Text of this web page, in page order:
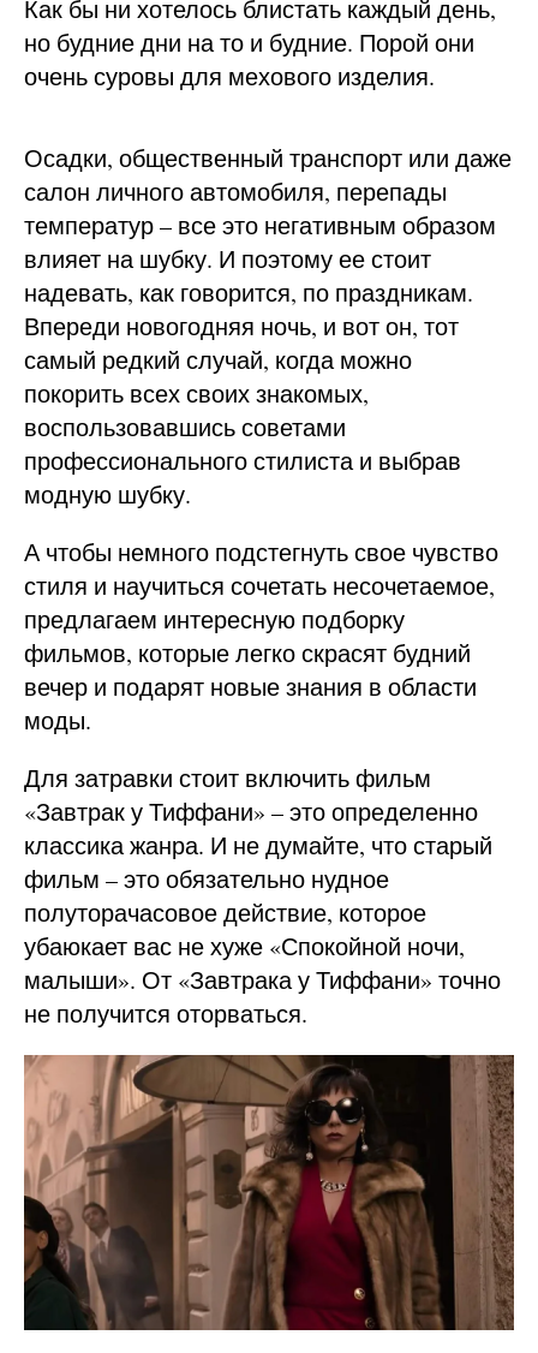
Как бы ни хотелось блистать каждый день,
но будние дни на то и будние. Порой они
очень суровы для мехового изделия.
Осадки, общественный транспорт или даже
салон личного автомобиля, перепады
температур – все это негативным образом
влияет на шубку. И поэтому ее стоит
надевать, как говорится, по праздникам.
Впереди новогодняя ночь, и вот он, тот
самый редкий случай, когда можно
покорить всех своих знакомых,
воспользовавшись советами
профессионального стилиста и выбрав
модную шубку.
А чтобы немного подстегнуть свое чувство
стиля и научиться сочетать несочетаемое,
предлагаем интересную подборку
фильмов, которые легко скрасят будний
вечер и подарят новые знания в области
моды.
Для затравки стоит включить фильм
«Завтрак у Тиффани» – это определенно
классика жанра. И не думайте, что старый
фильм – это обязательно нудное
полуторачасовое действие, которое
убаюкает вас не хуже «Спокойной ночи,
малыши». От «Завтрака у Тиффани» точно
не получится оторваться.